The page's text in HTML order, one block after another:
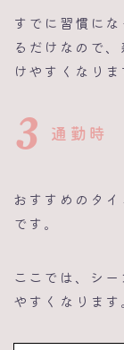
すでに習慣に
るだけなので
けやすくなりま
3 通勤時
おすすめのタ
です。
ここでは、シ
やすくなります